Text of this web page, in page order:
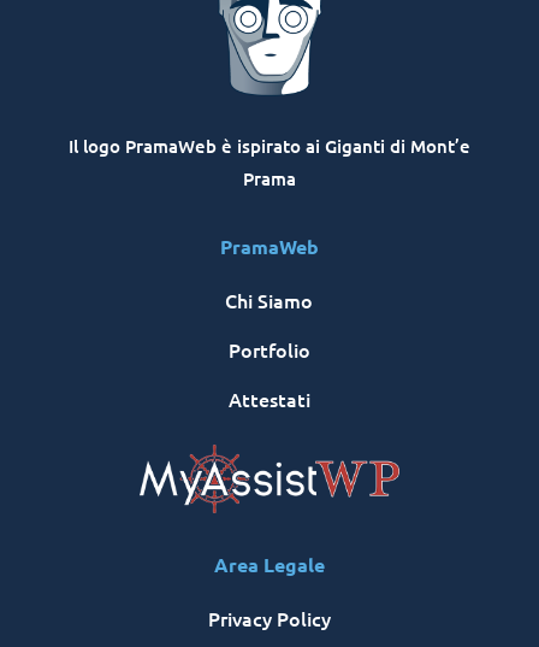
Il logo PramaWeb è ispirato ai Giganti di Mont’e
Prama
PramaWeb
Chi Siamo
Portfolio
Attestati
Area Legale
Privacy Policy